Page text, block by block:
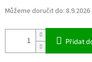
Můžeme doručit do: 8.9.2026
Přidat